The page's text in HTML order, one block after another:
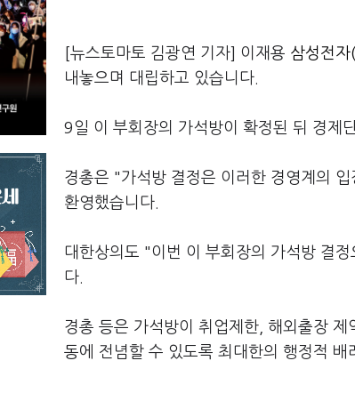
[뉴스토마토 김광연 기자] 이재용 삼성전
내놓으며 대립하고 있습니다.
9일 이 부회장의 가석방이 확정된 뒤 경제
경총은 "가석방 결정은 이러한 경영계의
환영했습니다.
대한상의도 "이번 이 부회장의 가석방 결
다.
경총 등은 가석방이 취업제한, 해외출장
동에 전념할 수 있도록 최대한의 행정적 배